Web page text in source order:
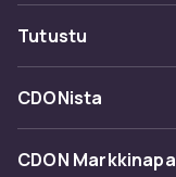
Seuraa pakettia
Ota yhteyttä
Maksuvaihtoehdot
Toimitus
Takaisinvedot
Tutustu
Kategoriat
Tuotemerkit
CDONista
Tietoa meistä
CDON